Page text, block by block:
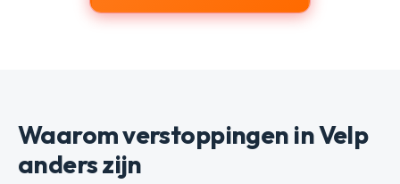
Waarom verstoppingen in Velp
anders zijn